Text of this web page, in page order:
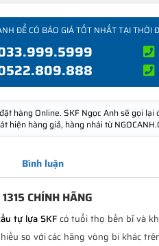
ĐỂ CÓ BÁO GIÁ TỐT NHẤT TẠI THỜI
hàng Online. SKF Ngọc Anh sẽ gọi lại
hiện hàng giả, hàng nhái từ
Bình luận
CHÍNH HÃNG
tự lựa SKFcó tuổi thọ bền bỉ và
so với các hãng vòng bi khác